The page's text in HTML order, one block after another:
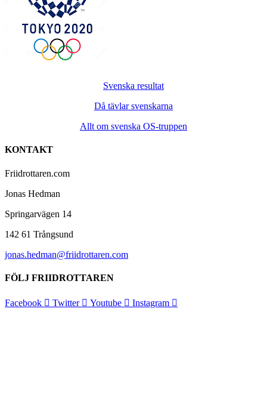
Svenska resultat
Då tävlar svenskarna
Allt om svenska OS-truppen
KONTAKT
Friidrottaren.com
Jonas Hedman
Springarvägen 14
142 61 Trångsund
jonas.hedman@friidrottaren.com
FÖLJ FRIIDROTTAREN
Facebook Twitter Youtube Instagram